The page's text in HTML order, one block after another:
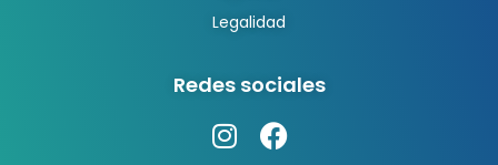
Legalidad
Redes sociales